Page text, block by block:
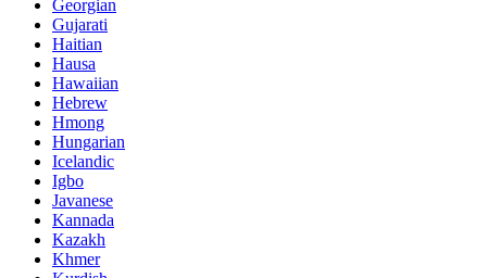
Georgian
Gujarati
Haitian
Hausa
Hawaiian
Hebrew
Hmong
Hungarian
Icelandic
Igbo
Javanese
Kannada
Kazakh
Khmer